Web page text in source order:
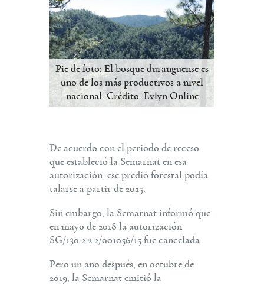
Pie de foto: El bosque duranguense es
uno de los más productivos a nivel
nacional. Crédito: Evlyn.Online
De acuerdo con el periodo de receso
que estableció la Semarnat en esa
autorización, ese predio forestal podía
talarse a partir de 2025.
Sin embargo, la Semarnat informó que
en mayo de 2018 la autorización
SG/130.2.2.2/001056/15 fue cancelada.
Pero un año después, en octubre de
2019, la Semarnat emitió la